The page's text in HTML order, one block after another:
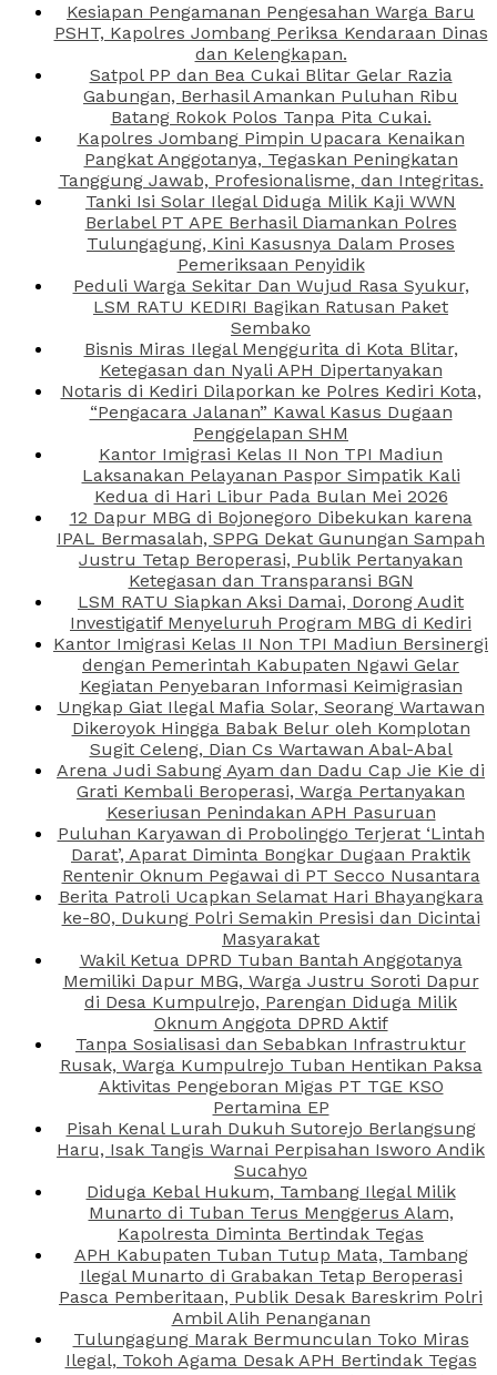
Kesiapan Pengamanan Pengesahan Warga Baru
PSHT, Kapolres Jombang Periksa Kendaraan Dinas
dan Kelengkapan.
Satpol PP dan Bea Cukai Blitar Gelar Razia
Gabungan, Berhasil Amankan Puluhan Ribu
Batang Rokok Polos Tanpa Pita Cukai.
Kapolres Jombang Pimpin Upacara Kenaikan
Pangkat Anggotanya, Tegaskan Peningkatan
Tanggung Jawab, Profesionalisme, dan Integritas.
Tanki Isi Solar Ilegal Diduga Milik Kaji WWN
Berlabel PT APE Berhasil Diamankan Polres
Tulungagung, Kini Kasusnya Dalam Proses
Pemeriksaan Penyidik
Peduli Warga Sekitar Dan Wujud Rasa Syukur,
LSM RATU KEDIRI Bagikan Ratusan Paket
Sembako
Bisnis Miras Ilegal Menggurita di Kota Blitar,
Ketegasan dan Nyali APH Dipertanyakan
Notaris di Kediri Dilaporkan ke Polres Kediri Kota,
“Pengacara Jalanan” Kawal Kasus Dugaan
Penggelapan SHM
Kantor Imigrasi Kelas II Non TPI Madiun
Laksanakan Pelayanan Paspor Simpatik Kali
Kedua di Hari Libur Pada Bulan Mei 2026
12 Dapur MBG di Bojonegoro Dibekukan karena
IPAL Bermasalah, SPPG Dekat Gunungan Sampah
Justru Tetap Beroperasi, Publik Pertanyakan
Ketegasan dan Transparansi BGN
LSM RATU Siapkan Aksi Damai, Dorong Audit
Investigatif Menyeluruh Program MBG di Kediri
Kantor Imigrasi Kelas II Non TPI Madiun Bersinergi
dengan Pemerintah Kabupaten Ngawi Gelar
Kegiatan Penyebaran Informasi Keimigrasian
Ungkap Giat Ilegal Mafia Solar, Seorang Wartawan
Dikeroyok Hingga Babak Belur oleh Komplotan
Sugit Celeng, Dian Cs Wartawan Abal-Abal
Arena Judi Sabung Ayam dan Dadu Cap Jie Kie di
Grati Kembali Beroperasi, Warga Pertanyakan
Keseriusan Penindakan APH Pasuruan
Puluhan Karyawan di Probolinggo Terjerat ‘Lintah
Darat’, Aparat Diminta Bongkar Dugaan Praktik
Rentenir Oknum Pegawai di PT Secco Nusantara
Berita Patroli Ucapkan Selamat Hari Bhayangkara
ke-80, Dukung Polri Semakin Presisi dan Dicintai
Masyarakat
Wakil Ketua DPRD Tuban Bantah Anggotanya
Memiliki Dapur MBG, Warga Justru Soroti Dapur
di Desa Kumpulrejo, Parengan Diduga Milik
Oknum Anggota DPRD Aktif
Tanpa Sosialisasi dan Sebabkan Infrastruktur
Rusak, Warga Kumpulrejo Tuban Hentikan Paksa
Aktivitas Pengeboran Migas PT TGE KSO
Pertamina EP
Pisah Kenal Lurah Dukuh Sutorejo Berlangsung
Haru, Isak Tangis Warnai Perpisahan Isworo Andik
Sucahyo
Diduga Kebal Hukum, Tambang Ilegal Milik
Munarto di Tuban Terus Menggerus Alam,
Kapolresta Diminta Bertindak Tegas
APH Kabupaten Tuban Tutup Mata, Tambang
Ilegal Munarto di Grabakan Tetap Beroperasi
Pasca Pemberitaan, Publik Desak Bareskrim Polri
Ambil Alih Penanganan
Tulungagung Marak Bermunculan Toko Miras
Ilegal, Tokoh Agama Desak APH Bertindak Tegas